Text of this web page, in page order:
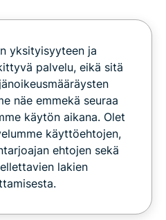
yksityisyyteen ja
palvelu, eikä sitä
näe emmekä seuraa
käytön aikana. Olet
käyttöehtojen,
ehtojen sekä
lakien